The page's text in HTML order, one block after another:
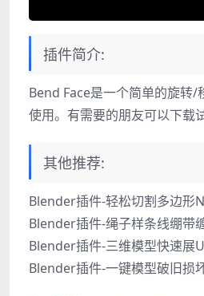
插件简介:
Bend Face是一个简单的旋转
使用。有需要的朋友可以下载
其他推荐:
Blender插件-轻松切割多边形
Blender插件-绳子样条线绷带
Blender插件-三维模型快速展
Blender插件-一键模型破旧损